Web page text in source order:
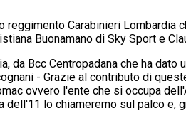
Carabinieri Lombardia
Buonamano di Sky Sport e
Bcc Centropadana che ha dato
- Grazie al contributo di
ovvero l'ente che si occupa
lo chiameremo sul palco e,